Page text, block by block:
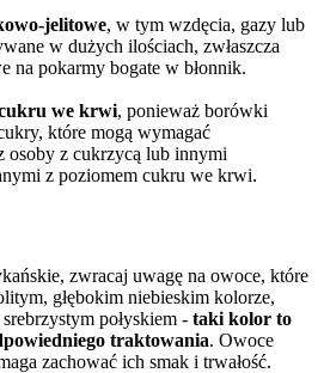
jelitowe, w tym wzdęcia, gazy lub
w dużych ilościach, zwłaszcza
na pokarmy bogate w błonnik.
we krwi, ponieważ borówki
które mogą wymagać
osoby z cukrzycą lub innymi
z poziomem cukru we krwi.
zwracaj uwagę na owoce, które
głębokim niebieskim kolorze,
połyskiem - taki kolor to
traktowania. Owoce
zachować ich smak i trwałość.